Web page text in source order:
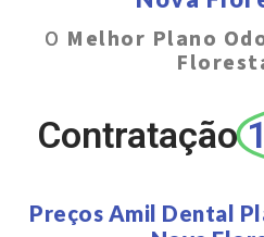
O Melhor Plano
Contratação
Preços Amil Dental